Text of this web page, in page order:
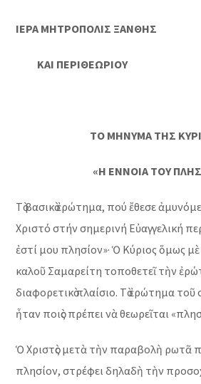
ΙΕΡΑ ΜΗΤΡΟΠΟΛΙΣ ΞΑΝΘΗΣ
ΚΑΙ ΠΕΡΙΘΕΩΡΙΟΥ
ΤΟ ΜΗΝΥΜΑ ΤΗΣ
«Η ΕΝΝΟΙΑ ΤΟΥ
Τὸ βασικὸ ἐρώτημα, πού ἔθεσε
Χριστό στήν σημερινή Εὐαγγελική
ἐστί μου πλησίον»· Ὁ Κύριος ὅμως
καλοῦ Σαμαρείτη τοποθετεῖ τὴν
διαφορετικὸ πλαίσιο. Τὸ ἐρώτημα
ἦταν ποιὸς πρέπει νὰ θεωρεῖται
Ὁ Χριστὸς μετὰ τὴν παραβολὴ ρωτᾶ
πλησίον, στρέφει δηλαδὴ τὴν